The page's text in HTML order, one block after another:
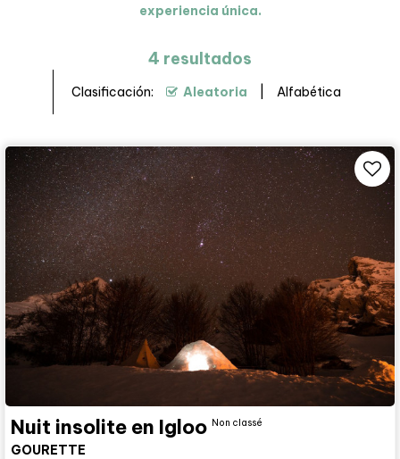
experiencia única.
4 resultados
Clasificación: Aleatoria Alfabética
Nuit insolite en Igloo Non classé
GOURETTE